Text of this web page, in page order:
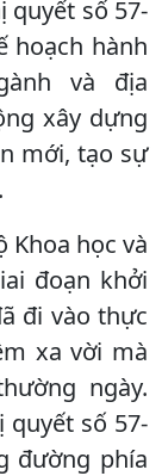
quyết số 57-
hoạch hành
và địa
xây dựng
mới, tạo sự
Khoa học và
đoạn khởi
đi vào thực
xa vời mà
ngày.
quyết số 57-
đường phía